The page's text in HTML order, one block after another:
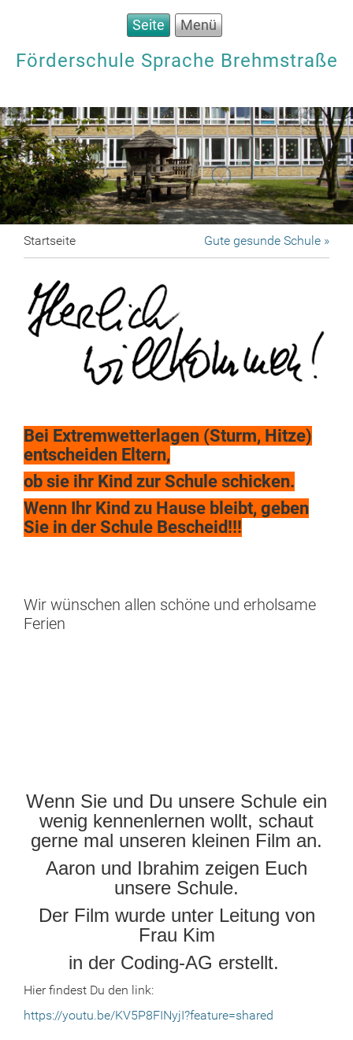
Seite Menü
Förderschule Sprache Brehmstraße
Startseite Gute gesunde Schule »
Bei Extremwetterlagen (Sturm, Hitze)
entscheiden Eltern,
ob sie ihr Kind zur Schule schicken.
Wenn Ihr Kind zu Hause bleibt, geben
Sie in der Schule Bescheid!!!
Wir wünschen allen schöne und erholsame
Ferien
Wenn Sie und Du unsere Schule ein
wenig kennenlernen wollt, schaut
gerne mal unseren kleinen Film an.
Aaron und Ibrahim zeigen Euch
unsere Schule.
Der Film wurde unter Leitung von
Frau Kim
in der Coding-AG erstellt.
Hier findest Du den link:
https://youtu.be/KV5P8FINyjI?feature=shared